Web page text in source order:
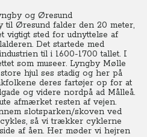
og Øresund
til Øresund falder den 20 meter,
vigtigt sted for udnyttelse af
Det startede med
til i 1600-1700 tallet. I
som museer. Lyngby Mølle
hjul ses stadig og her på
deres fartøjer op for at
og videre nordpå ad Målleå.
afmærket resten af vejen.
slotsparken/skoven ved
så vi trækker cyklerne
af åen. Her møder vi hejren